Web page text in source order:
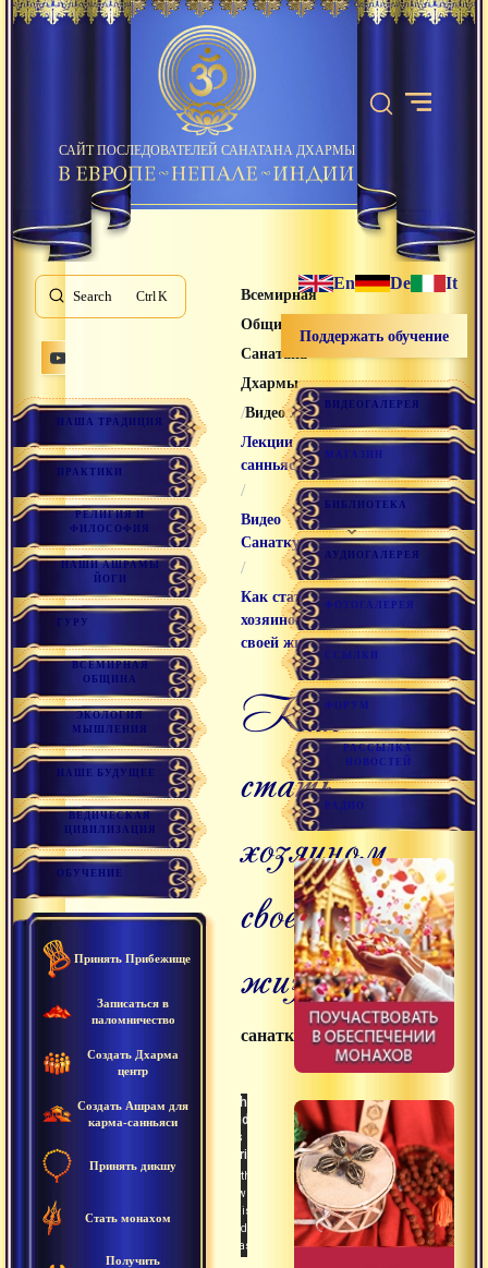
САЙТ ПОСЛЕДОВАТЕЛЕЙ САНАТАНА ДХАРМЫ
Search K
НАША ТРАДИЦИЯ
ПРАКТИКИ
РЕЛИГИЯ И
ФИЛОСОФИЯ
НАШИ АШРАМЫ
ЙОГИ
ГУРУ
ВСЕМИРНАЯ
ОБЩИНА
ЭКОЛОГИЯ
МЫШЛЕНИЯ
НАШЕ БУДУЩЕЕ
ВЕДИЧЕСКАЯ
ЦИВИЛИЗАЦИЯ
ОБУЧЕНИЕ
Принять Прибежище
Записаться в
паломничество
Создать Дхарма
центр
Создать Ашрам для
карма-санньяси
Принять дикшу
Стать монахом
Получить
Всемирная
Община
Санатана
Дхармы
/Видео лекции/
Лекции
санньяси
/
Видео
Санаткумара
/
Как стать
хозяином
своей жизни
как
стать
хозяином
своей
жизни
санаткумара
En De It
Поддержать обучение
ВИДЕОГАЛЕРЕЯ
МАГАЗИН
БИБЛИОТЕКА
АУДИОГАЛЕРЕЯ
ФОТОГАЛЕРЕЯ
ССЫЛКИ
ФОРУМ
РАССЫЛКА
НОВОСТЕЙ
РАДИО